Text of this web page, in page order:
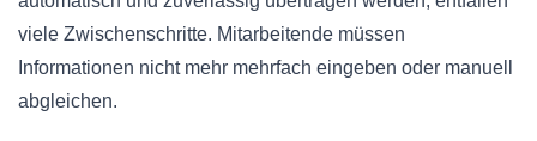
viele Zwischenschritte. Mitarbeitende müssen
Informationen nicht mehr mehrfach eingeben oder manuell
abgleichen.